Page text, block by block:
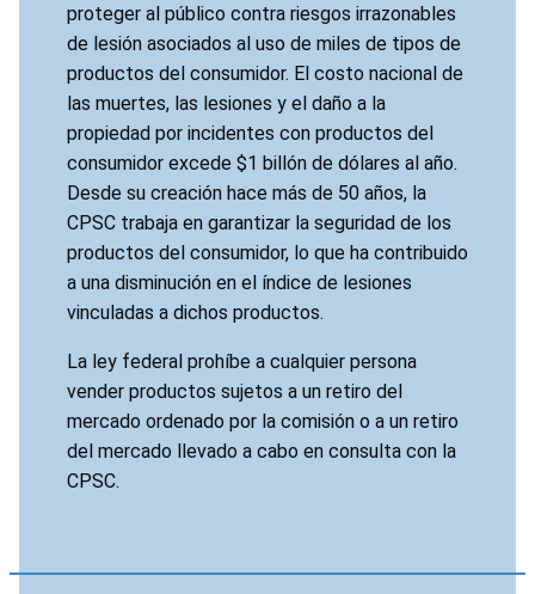
proteger al público contra riesgos irrazonables
de lesión asociados al uso de miles de tipos de
productos del consumidor. El costo nacional de
las muertes, las lesiones y el daño a la
propiedad por incidentes con productos del
consumidor excede $1 billón de dólares al año.
Desde su creación hace más de 50 años, la
CPSC trabaja en garantizar la seguridad de los
productos del consumidor, lo que ha contribuido
a una disminución en el índice de lesiones
vinculadas a dichos productos.
La ley federal prohíbe a cualquier persona
vender productos sujetos a un retiro del
mercado ordenado por la comisión o a un retiro
del mercado llevado a cabo en consulta con la
CPSC.